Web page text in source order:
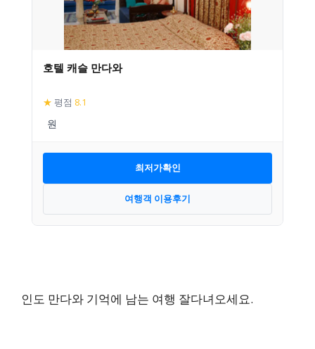
호텔 캐슬 만다와
★ 평점 8.1
최저가확인
여행객 이용후기
인도 만다와 기억에 남는 여행 잘다녀오세요.